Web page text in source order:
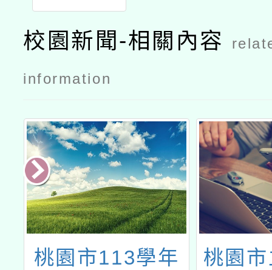
校園新聞-相關內容
information
桃園市113學年
桃園